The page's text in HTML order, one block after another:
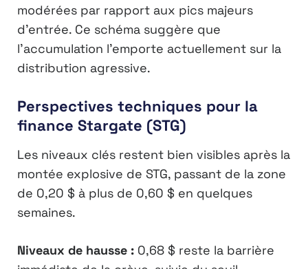
modérées par rapport aux pics majeurs
d’entrée. Ce schéma suggère que
l’accumulation l’emporte actuellement sur la
distribution agressive.
Perspectives techniques pour la
finance Stargate (STG)
Les niveaux clés restent bien visibles après la
montée explosive de STG, passant de la zone
de 0,20 $ à plus de 0,60 $ en quelques
semaines.
Niveaux de hausse : 0,68 $ reste la barrière